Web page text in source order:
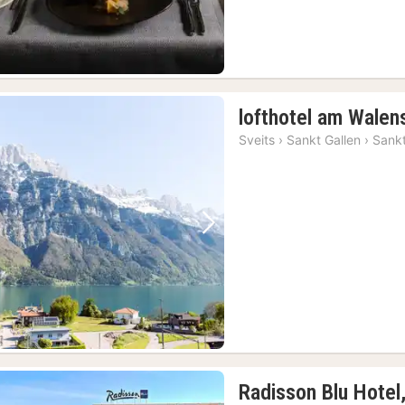
Forrige bilde Neste bilde
lofthotel am
Sveits › Sankt Gallen ›
Radisson Blu